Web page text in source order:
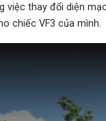
việc thay đổi diện
chiếc VF3 của mình.